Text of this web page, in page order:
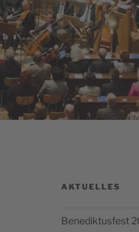
AKTUELLES
Benediktusfest